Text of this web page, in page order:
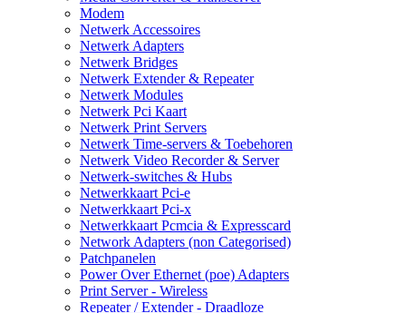
Modem
Netwerk Accessoires
Netwerk Adapters
Netwerk Bridges
Netwerk Extender & Repeater
Netwerk Modules
Netwerk Pci Kaart
Netwerk Print Servers
Netwerk Time-servers & Toebehoren
Netwerk Video Recorder & Server
Netwerk-switches & Hubs
Netwerkkaart Pci-e
Netwerkkaart Pci-x
Netwerkkaart Pcmcia & Expresscard
Network Adapters (non Categorised)
Patchpanelen
Power Over Ethernet (poe) Adapters
Print Server - Wireless
Repeater / Extender - Draadloze